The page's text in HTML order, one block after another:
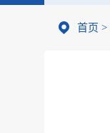
首页 >